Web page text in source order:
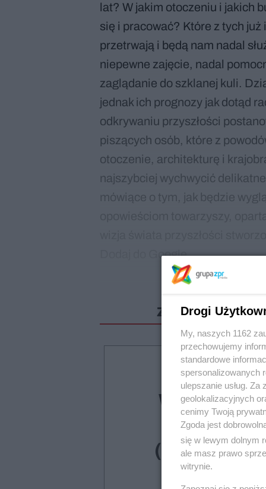
lat? W jakim otoczeniu i jakich
się i pracować? Które z tych
przetrwają i będą nam nadal
niepewne zajęcie, nadal
zaglądanie do szklanej kuli.
jednak ich prognozy jak dotąd
odkrywaniu przyszłości
piszących osób, które z
otoczenie, architekturę i
najszybciej wychwycić
mówiące o tym, jak będzie
Dodaj do Google
Zostało jeszcze
Druk +
Wydanie
cyfrowe
(dostawa
Poczta
Drogi
My, naszych 1162
przechowujemy
standardowe
spersonalizowanych
ulepszanie usług.
geolokalizacyjnych
cenimy Twoją
Zgoda jest
się w lewym dolnym
ale masz prawo
witrynie.